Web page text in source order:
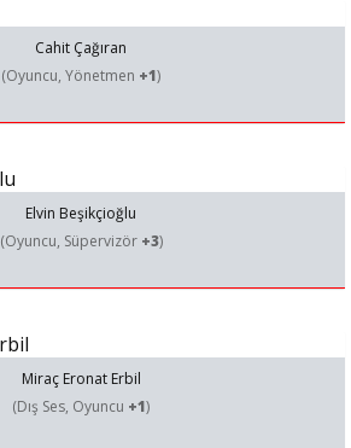
Cahit Çağıran
(Oyuncu, Yönetmen +1)
Elvin Beşikçioğlu
(Oyuncu, Süpervizör +3)
Miraç Eronat Erbil
(Dış Ses, Oyuncu +1)